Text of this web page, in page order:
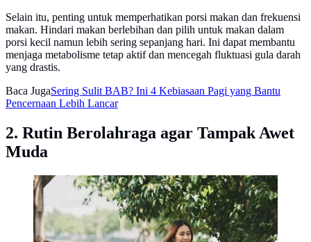
Selain itu, penting untuk memperhatikan porsi makan dan frekuensi
makan. Hindari makan berlebihan dan pilih untuk makan dalam
porsi kecil namun lebih sering sepanjang hari. Ini dapat membantu
menjaga metabolisme tetap aktif dan mencegah fluktuasi gula darah
yang drastis.
Baca JugaSering Sulit BAB? Ini 4 Kebiasaan Pagi yang Bantu
Pencernaan Lebih Lancar
2. Rutin Berolahraga agar Tampak Awet
Muda